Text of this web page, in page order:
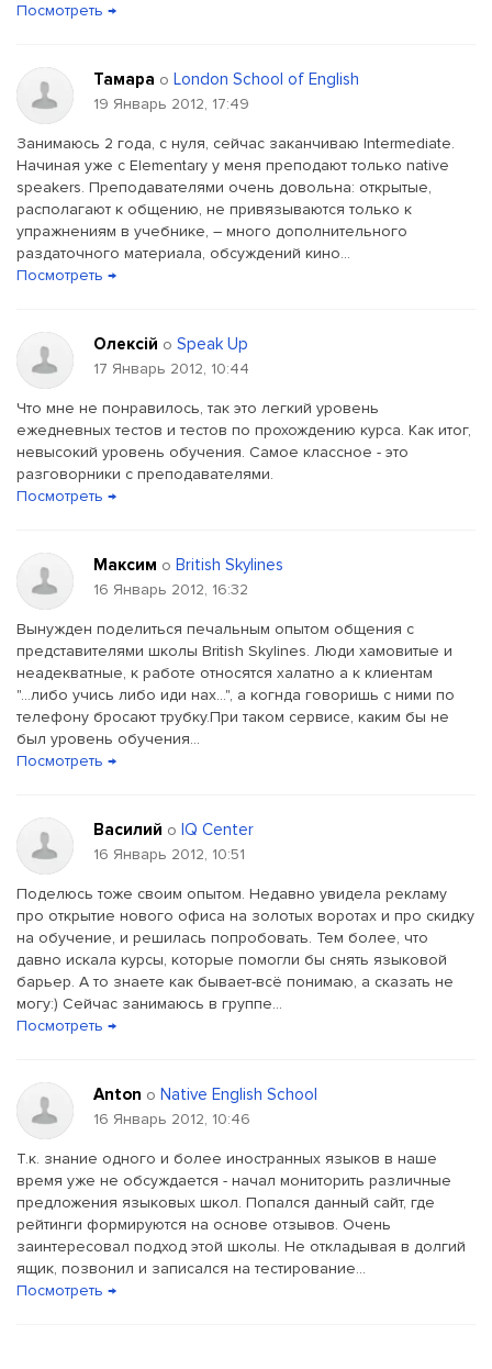
Посмотреть →
Тамара о London School of English
19 Январь 2012, 17:49
Занимаюсь 2 года, с нуля, сейчас заканчиваю Intermediate.
Начиная уже с Elementary у меня преподают только native
speakers. Преподавателями очень довольна: открытые,
располагают к общению, не привязываются только к
упражнениям в учебнике, – много дополнительного
раздаточного материала, обсуждений кино...
Посмотреть →
Олексій о Speak Up
17 Январь 2012, 10:44
Что мне не понравилось, так это легкий уровень
ежедневных тестов и тестов по прохождению курса. Как итог,
невысокий уровень обучения. Самое классное - это
разговорники с преподавателями.
Посмотреть →
Максим о British Skylines
16 Январь 2012, 16:32
Вынужден поделиться печальным опытом общения с
представителями школы British Skylines. Люди хамовитые и
неадекватные, к работе относятся халатно а к клиентам
"...либо учись либо иди нах...", а когнда говоришь с ними по
телефону бросают трубку.При таком сервисе, каким бы не
был уровень обучения...
Посмотреть →
Василий о IQ Center
16 Январь 2012, 10:51
Поделюсь тоже своим опытом. Недавно увидела рекламу
про открытие нового офиса на золотых воротах и про скидку
на обучение, и решилась попробовать. Тем более, что
давно искала курсы, которые помогли бы снять языковой
барьер. А то знаете как бывает-всё понимаю, а сказать не
могу:) Сейчас занимаюсь в группе...
Посмотреть →
Anton о Native English School
16 Январь 2012, 10:46
Т.к. знание одного и более иностранных языков в наше
время уже не обсуждается - начал мониторить различные
предложения языковых школ. Попался данный сайт, где
рейтинги формируются на основе отзывов. Очень
заинтересовал подход этой школы. Не откладывая в долгий
ящик, позвонил и записался на тестирование...
Посмотреть →